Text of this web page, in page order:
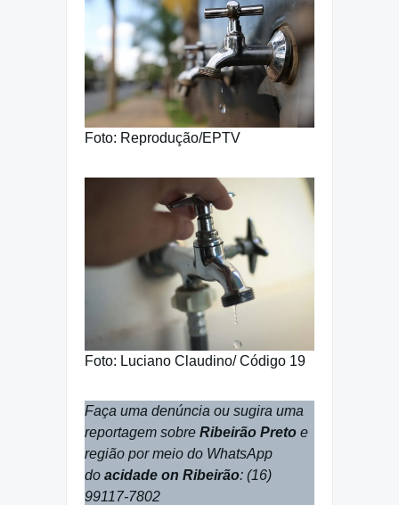
Foto: Reprodução/EPTV
Foto: Luciano Claudino/ Código 19
Faça uma denúncia ou sugira uma
reportagem sobre Ribeirão Preto e
região por meio do WhatsApp
do acidade on Ribeirão: (16)
99117-7802